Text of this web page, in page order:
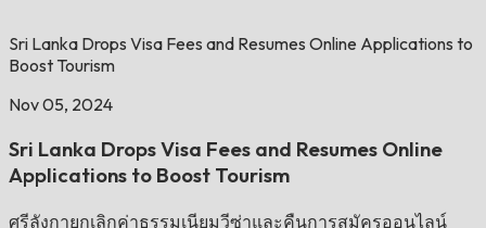
Sri Lanka Drops Visa Fees and Resumes Online Applications to
Boost Tourism
Nov 05, 2024
Sri Lanka Drops Visa Fees and Resumes Online
Applications to Boost Tourism
ศรีลังกายกเลิกค่าธรรมเนียมวีซ่าและคืนการสมัครออนไลน์